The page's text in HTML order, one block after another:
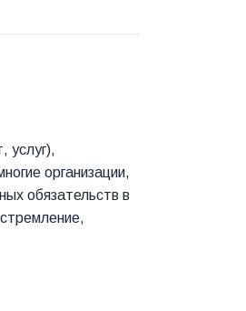
услуг),
организации,
обязательств в